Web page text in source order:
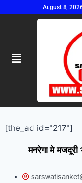
August 8,
[the_ad id="217"]
मनरेगा मे मजदूरी